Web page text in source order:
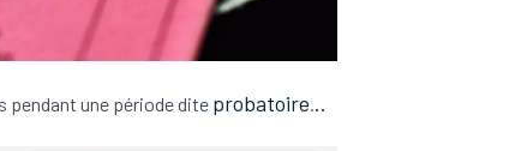
pendant une période dite probatoire ..